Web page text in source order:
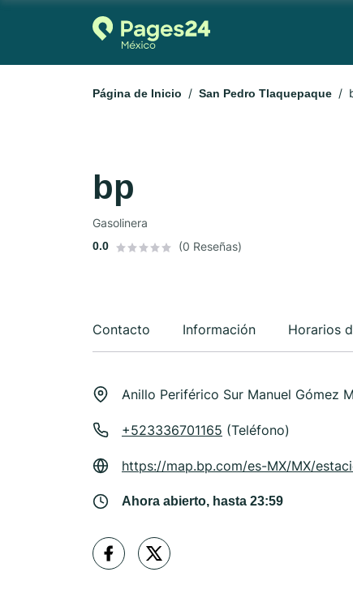
Página de Inicio San Pedro Tlaquepaque
bp
Gasolinera
0.0 (0 Reseñas)
Contacto Información Horarios
Anillo Periférico Sur Manuel Gómez
+523336701165 (Teléfono)
https://map.bp.com/es-MX/MX/
Ahora abierto, hasta 23:59